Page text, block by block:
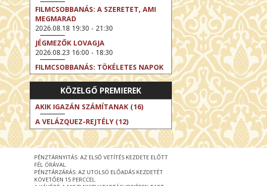
FILMCSOBBANÁS: A SZERETET, AMI
MEGMARAD
2026.08.18 19:30 - 21:30
JÉGMEZŐK LOVAGJA
2026.08.23 16:00 - 18:30
FILMCSOBBANÁS: TÖKÉLETES NAPOK
2026.08.25 19:30 - 21:45
FILMCSOBBANÁS: IFJÚSÁG
2026.08.27 19:30 - 21:30
EXHIBITION ON SCREEN: VINCENT
VAN GOGH - ÚJ LÁTÁSMÓD
2026.08.30 11:00 - 12:30
NT LIVE / DAVID IRELAND: THE FIFTH
STEP
2026.09.01 19:00 - 21:00
BERLIN ELESTE
KÖZELGŐ PREMIEREK
AKIK IGAZÁN SZÁMÍTANAK (16)
A VELÁZQUEZ-REJTÉLY (12)
PÉNZTÁRNYITÁS: AZ ELSŐ VETÍTÉS KEZDETE ELŐTT
FÉL ÓRÁVAL.
PÉNZTÁRZÁRÁS: AZ UTOLSÓ ELŐADÁS KEZDETÉT
KÖVETŐEN 15 PERCCEL.